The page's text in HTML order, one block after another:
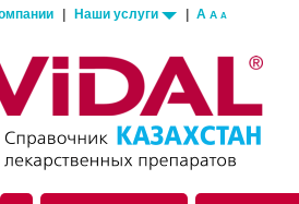
Наши услуги A A A